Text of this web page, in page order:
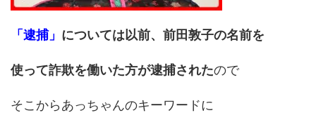
「逮捕」 については以前、前田敦子の名前を
使って詐欺を働いた方が逮捕されたので
そこからあっちゃんのキーワードに